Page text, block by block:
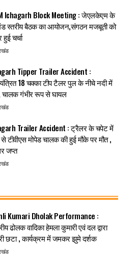
Ichagarh Block Meeting : जेएलकेएम के
स्तरीय बैठक का आयोजन,संगठन मजबूती को
चर्चा
Tipper Trailer Accident :
18 चक्का टीप टैलर पुल के नीचे नदी में
चालक गंभीर रूप से घायल
Trailer Accident : ट्रैलर के चपेट में
टीवीएस मोपेड चालक की हुई मौके पर मौत ,
जप्त
Kumari Dholak Performance :
ढोलक वादिका हेमला कुमारी एवं दल द्वारा
छटा , कार्यक्रम में जमकर झुमे दर्शक